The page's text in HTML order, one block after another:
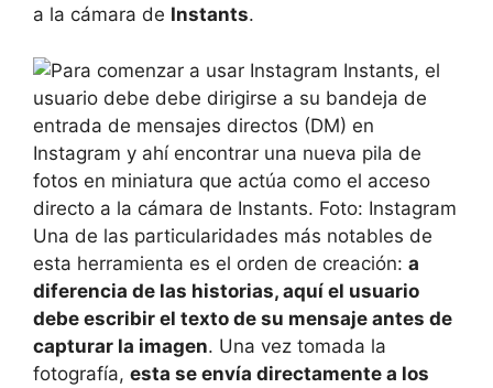
a la cámara de Instants.
Una de las particularidades más notables de
esta herramienta es el orden de creación: a
diferencia de las historias, aquí el usuario
debe escribir el texto de su mensaje antes de
capturar la imagen. Una vez tomada la
fotografía, esta se envía directamente a los